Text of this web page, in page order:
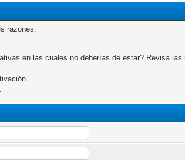
razones:
en las cuales no deberías de estar? Revisa